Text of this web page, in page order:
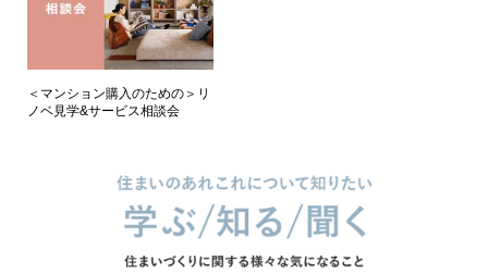
＜マンション購入のための＞リ
ノベ見学&サービス相談会